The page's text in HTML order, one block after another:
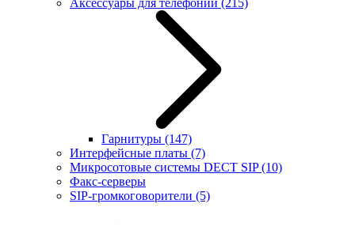
Аксессуары для телефонии (215)
Гарнитуры (147)
Интерфейсные платы (7)
Микросотовые системы DECT SIP(10)
Факс-серверы
SIP-громкоговорители (5)